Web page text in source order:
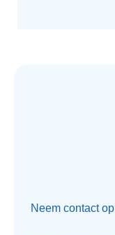
Neem contact op